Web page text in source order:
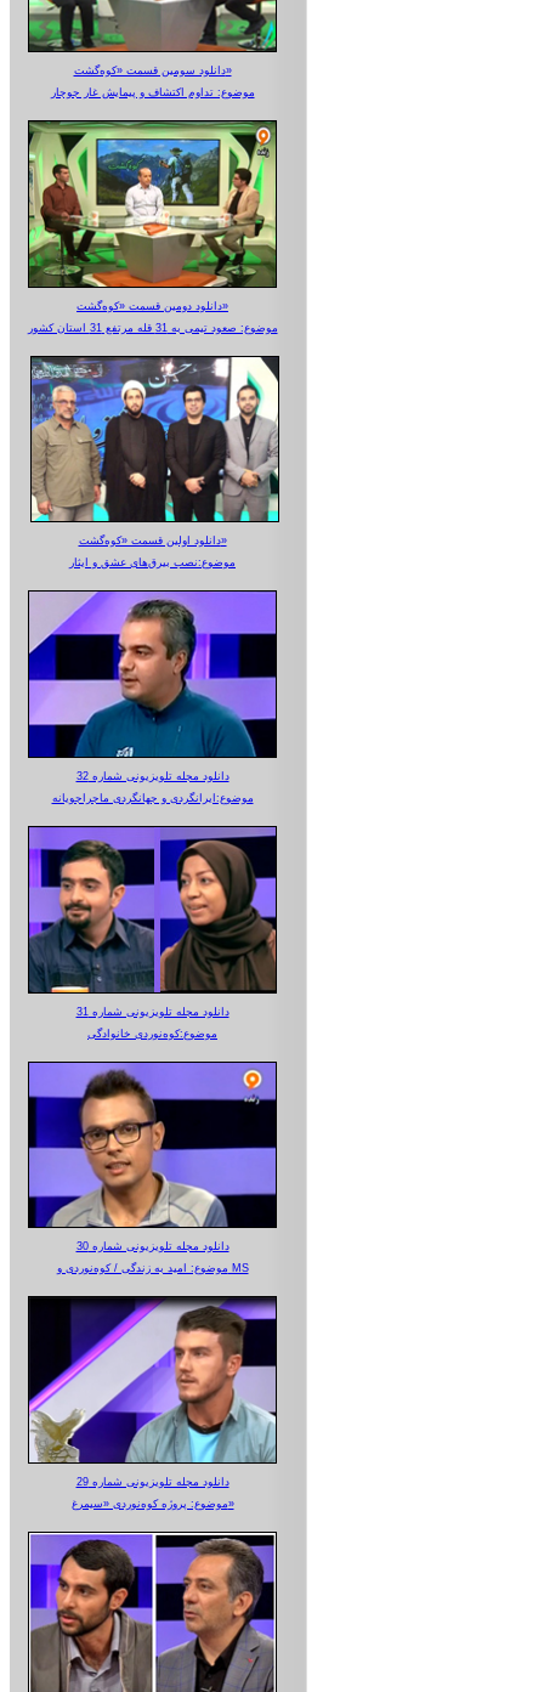
دانلود سومین قسمت «کوه‌گشت»
موضوع: تداوم اکتشاف و پیمایش غار جوجار
دانلود دومین قسمت «کوه‌گشت»
موضوع: صعود تیمی به 31 قله مرتفع 31 استان کشور
دانلود اولین قسمت «کوه‌گشت»
موضوع:نصب بیرق‌های عشق و ایثار
دانلود مجله تلویزیونی شماره 32
موضوع:ایرانگردی و جهانگردی ماجراجویانه
دانلود مجله تلویزیونی شماره 31
موضوع:کوه‌نوردی خانوادگی
دانلود مجله تلویزیونی شماره 30
موضوع: امید به زندگی / کوه‌نوردی و MS
دانلود مجله تلویزیونی شماره 29
موضوع: پروژه کوه‌نوردی «سیمرغ»